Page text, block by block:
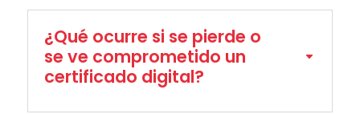
¿Qué ocurre si se pierde o
se ve comprometido un
certificado digital?